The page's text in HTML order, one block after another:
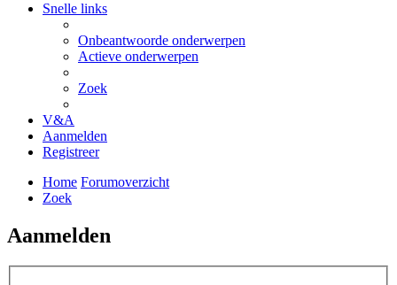
Snelle links
Onbeantwoorde onderwerpen
Actieve onderwerpen
Zoek
V&A
Aanmelden
Registreer
Home Forumoverzicht
Zoek
Aanmelden